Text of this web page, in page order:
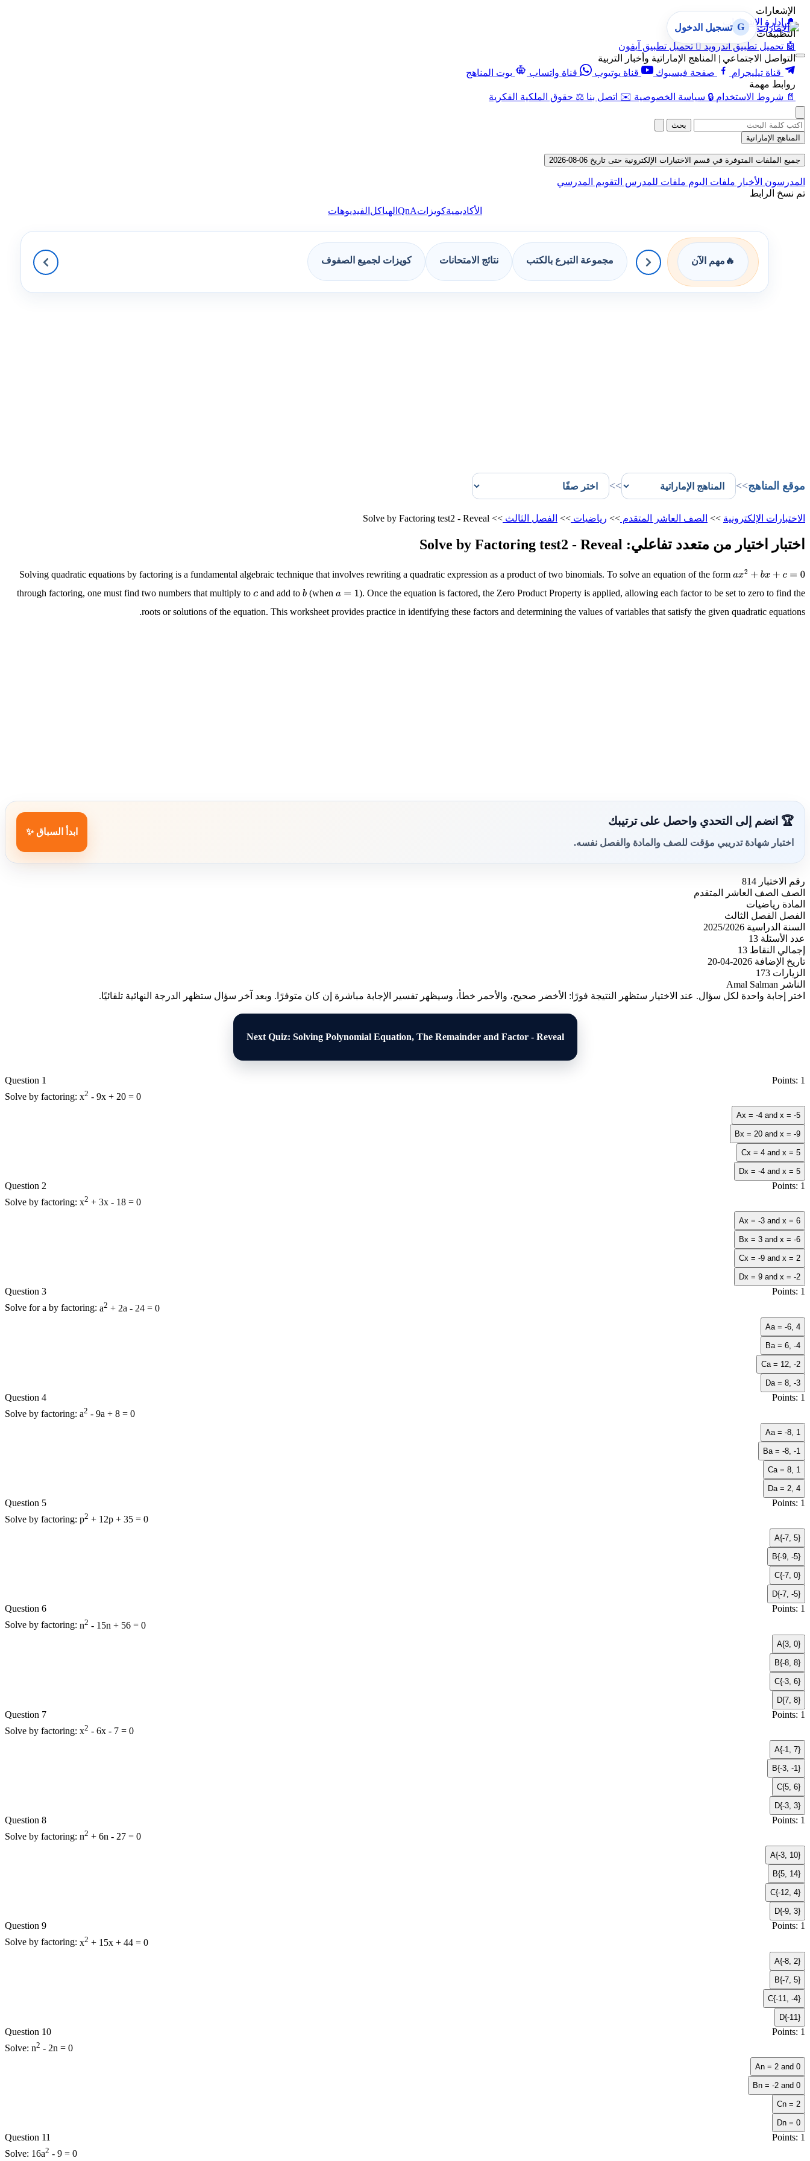
الإشعارات
🔔 إدارة الإشعارات
التطبيقات
🤖 تحميل تطبيق أندرويد  تحميل تطبيق آيفون
التواصل الاجتماعي | المناهج الإماراتية وأخبار التربية
قناة تيليجرام
صفحة فيسبوك قناة يوتيوب قناة واتساب
بوت المناهج
روابط مهمة
📄 شروط الاستخدام 🔒 سياسة الخصوصية ✉️ اتصل بنا ⚖️ حقوق الملكية الفكرية
G تسجيل الدخول
بحث
المناهج الإماراتية
جميع الملفات المتوفرة في قسم الاختبارات الإلكترونية حتى تاريخ 06-08-2026
المدرسون الأخبار ملفات اليوم ملفات للمدرس التقويم المدرسي
تم نسخ الرابط
الأكاديميةكويزاتQnA الهياكل الفيديوهات
🔥 مهم الآن مجموعة التبرع بالكتب نتائج الامتحانات كويزات لجميع الصفوف
موقع المناهج>>
>>
الاختبارات الإلكترونية >> الصف العاشر المتقدم >> رياضيات >> الفصل الثالث >>
Solve by Factoring test2 - Reveal
اختبار اختيار من متعدد تفاعلي: Solve by Factoring test2 - Reveal
Solving quadratic equations by factoring is a fundamental algebraic technique that involves rewriting a quadratic expression as a product of two binomials. To solve an equation of the form ax2 b x+c =0
through factoring, one must find two numbers that multiply tocand add to b(when a=1
). Once the equation is factored, the Zero Product Property is applied, allowing each factor to be set to zero to find the
roots or solutions of the equation. This worksheet provides practice in identifying these factors and determining the values of variables that satisfy the given quadratic equations.
🏆 انضم إلى التحدي واحصل على ترتيبك
اختبار شهادة تدريبي مؤقت للصف والمادة والفصل نفسه.
ابدأ السباق ✨
رقم الاختبار 814
الصف الصف العاشر المتقدم
المادة رياضيات
الفصل الفصل الثالث
السنة الدراسية 2025/2026
عدد الأسئلة 13
إجمالي النقاط 13
تاريخ الإضافة 2026-04-20
الزيارات 173
الناشر Amal Salman
اختر إجابة واحدة لكل سؤال. عند الاختيار ستظهر النتيجة فورًا: الأخضر صحيح، والأحمر خطأ، وسيظهر تفسير الإجابة مباشرة إن كان متوفرًا. وبعد آخر سؤال ستظهر الدرجة النهائية تلقائيًا.
Next Quiz: Solving Polynomial Equation, The Remainder and Factor - Reveal
Question 1
Points: 1
Solve by factoring: x2 - 9x + 20 = 0
Ax = -4 and x = -5
Bx = 20 and x = -9
Cx = 4 and x = 5
Dx = -4 and x = 5
Question 2
Points: 1
Solve by factoring: x2 + 3x - 18 = 0
Ax = -3 and x = 6
Bx = 3 and x = -6
Cx = -9 and x = 2
Dx = 9 and x = -2
Question 3
Points: 1
Solve for a by factoring: a2 + 2a - 24 = 0
Aa = -6, 4
Ba = 6, -4
Ca = 12, -2
Da = 8, -3
Question 4
Points: 1
Solve by factoring: a2 - 9a + 8 = 0
Aa = -8, 1
Ba = -8, -1
Ca = 8, 1
Da = 2, 4
Question 5
Points: 1
Solve by factoring: p2 + 12p + 35 = 0
A{-7, 5}
B{-9, -5}
C{-7, 0}
D{-7, -5}
Question 6
Points: 1
Solve by factoring: n2 - 15n + 56 = 0
A{3, 0}
B{-8, 8}
C{-3, 6}
D{7, 8}
Question 7
Points: 1
Solve by factoring: x2 - 6x - 7 = 0
A{-1, 7}
B{-3, -1}
C{5, 6}
D{-3, 3}
Question 8
Points: 1
Solve by factoring: n2 + 6n - 27 = 0
A{-3, 10}
B{5, 14}
C{-12, 4}
D{-9, 3}
Question 9
Points: 1
Solve by factoring: x2 + 15x + 44 = 0
A{-8, 2}
B{-7, 5}
C{-11, -4}
D{-11}
Question 10
Points: 1
Solve: n2 - 2n = 0
An = 2 and 0
Bn = -2 and 0
Cn = 2
Dn = 0
Question 11
Points: 1
Solve: 16a2 - 9 = 0